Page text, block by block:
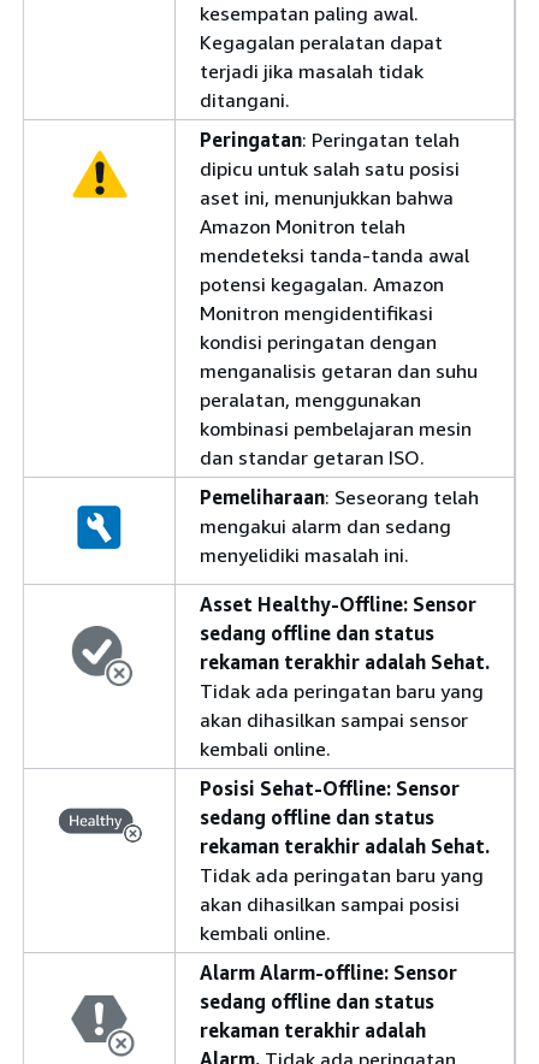
kesempatan paling awal.
Kegagalan peralatan dapat
terjadi jika masalah tidak
ditangani.
Peringatan: Peringatan telah
dipicu untuk salah satu posisi
aset ini, menunjukkan bahwa
Amazon Monitron telah
mendeteksi tanda-tanda awal
potensi kegagalan. Amazon
Monitron mengidentifikasi
kondisi peringatan dengan
menganalisis getaran dan suhu
peralatan, menggunakan
kombinasi pembelajaran mesin
dan standar getaran ISO.
Pemeliharaan: Seseorang telah
mengakui alarm dan sedang
menyelidiki masalah ini.
Asset Healthy-Offline: Sensor
sedang offline dan status
rekaman terakhir adalah Sehat.
Tidak ada peringatan baru yang
akan dihasilkan sampai sensor
kembali online.
Posisi Sehat-Offline: Sensor
sedang offline dan status
rekaman terakhir adalah Sehat.
Tidak ada peringatan baru yang
akan dihasilkan sampai posisi
kembali online.
Alarm Alarm-offline: Sensor
sedang offline dan status
rekaman terakhir adalah
Alarm. Tidak ada peringatan